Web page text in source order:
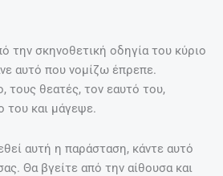
την σκηνοθετική οδηγία του κύριο
αυτό που νομίζω έπρεπε.
τους θεατές, τον εαυτό του,
του και μάγεψε.
αυτή η παράσταση, κάντε αυτό
Θα βγείτε από την αίθουσα και